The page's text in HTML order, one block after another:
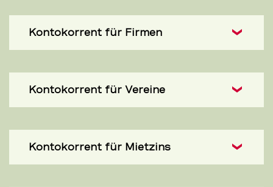
Kontokorrent für Firmen
Kontokorrent für Vereine
Kontokorrent für Mietzins